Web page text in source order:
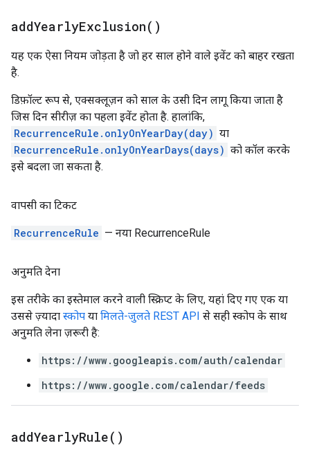
addYearlyExclusion( )
यह एक ऐसा नियम जोड़ता है जो हर साल होने वाले इवेंट को बाहर रखता
है.
डिफ़ॉल्ट रूप से, एक्सक्लूज़न को साल के उसी दिन लागू किया जाता है
जिस दिन सीरीज़ का पहला इवेंट होता है. हालांकि,
RecurrenceRule.onlyOnYearDay(day) या
RecurrenceRule.onlyOnYearDays(days) को कॉल करके
इसे बदला जा सकता है.
वापसी का टिकट
RecurrenceRule — नया RecurrenceRule
अनुमति देना
इस तरीके का इस्तेमाल करने वाली स्क्रिप्ट के लिए, यहां दिए गए एक या
उससे ज़्यादा स्कोप या मिलते-जुलते REST API से सही स्कोप के साथ
अनुमति लेना ज़रूरी है:
https://www.googleapis.com/auth/calendar
https://www.google.com/calendar/feeds
addYearlyRule( )